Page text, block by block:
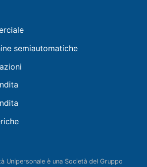
semiautomatiche
Unipersonale è una Società del Gruppo